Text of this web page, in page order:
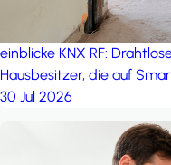
einblicke KNX RF:
Hausbesitzer, die auf
30 Jul 2026